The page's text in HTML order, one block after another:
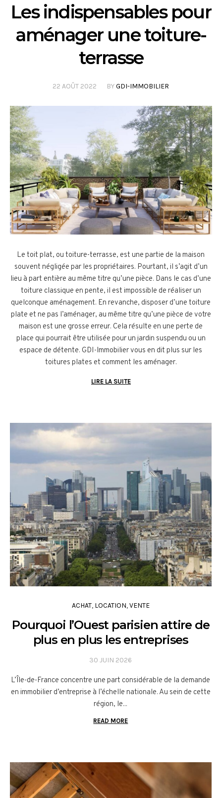
Les indispensables pour
aménager une toiture-
terrasse
22 AOÛT 2022 BYGDI-IMMOBILIER
Le toit plat, ou toiture-terrasse, est une partie de la maison
souvent négligée par les propriétaires. Pourtant, il s’agit d’un
lieu à part entière au même titre qu’une pièce. Dans le cas d’une
toiture classique en pente, il est impossible de réaliser un
quelconque aménagement. En revanche, disposer d’une toiture
plate et ne pas l’aménager, au même titre qu’une pièce de votre
maison est une grosse erreur. Cela résulte en une perte de
place qui pourrait être utilisée pour un jardin suspendu ou un
espace de détente. GDI-Immobilier vous en dit plus sur les
toitures plates et comment les aménager.
LIRE LA SUITE
ACHAT, LOCATION,VENTE
Pourquoi l’Ouest parisien attire de
plus en plus les entreprises
30 JUIN 2026
L’Île-de-France concentre une part considérable de la demande
en immobilier d’entreprise à l’échelle nationale. Au sein de cette
région, le...
READ MORE